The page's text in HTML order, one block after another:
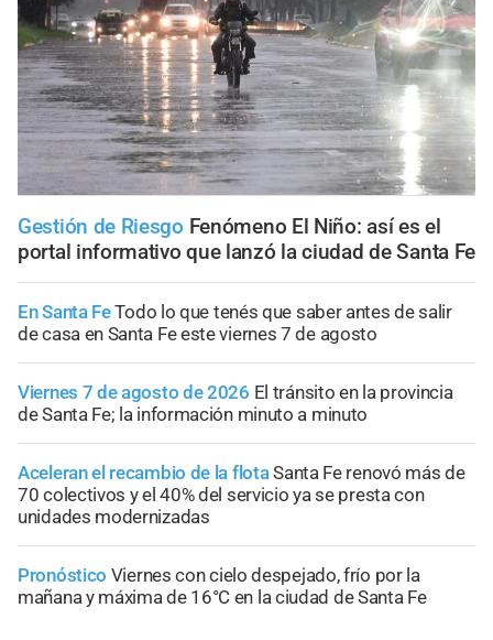
Gestión de Riesgo Fenómeno El Niño: así es el
portal informativo que lanzó la ciudad de Santa Fe
En Santa FeTodo lo que tenés que saber antes de salir
de casa en Santa Fe este viernes 7 de agosto
Viernes 7 de agosto de 2026 El tránsito en la provincia
de Santa Fe; la información minuto a minuto
Aceleran el recambio de la flotaSanta Fe renovó más de
70 colectivos y el 40% del servicio ya se presta con
unidades modernizadas
Pronóstico Viernes con cielo despejado, frío por la
mañana y máxima de 16°C en la ciudad de Santa Fe